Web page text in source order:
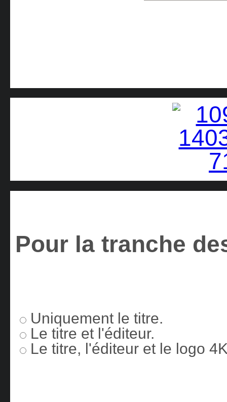
Pour la tranche
Uniquement le titre.
Le titre et l'éditeur.
Le titre, l'éditeur et le logo